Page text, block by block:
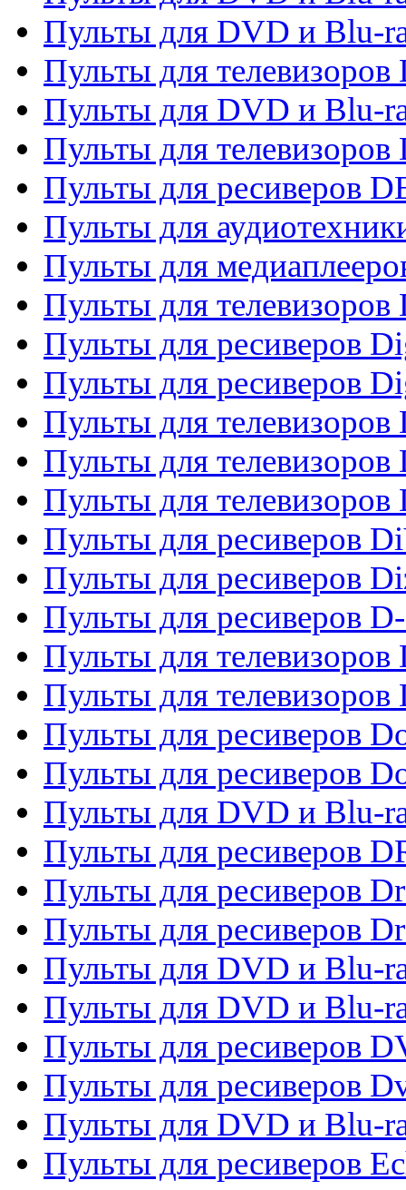
Пульты для DVD и Blu-
Пульты для
Пульты для DVD и Blu-
Пульты для телевизоров
Пульты для ресиверов
Пульты для
Пульты для
Пульты для телевизоров
Пульты для ресиверов
Пульты для ресиверов
Пульты для
Пульты для
Пульты для телевизоров
Пульты для ресиверов
Пульты для ресиверов
Пульты для ресиверов
Пульты для телевизоров
Пульты для
Пульты для ресиверов
Пульты для ресиверов
Пульты для DVD и Blu-
Пульты для ресиверов
Пульты для ресиверов
Пульты для ресиверов
Пульты для DVD и Blu-
Пульты для DVD и Blu-
Пульты для ресиверов
Пульты для ресиверов
Пульты для DVD и Blu-
Пульты для ресиверов